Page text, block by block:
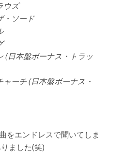
ウズ
・ソード
(日本盤ボーナス・トラッ
ーチ (日本盤ボーナス・
をエンドレスで聞いてしま
ました(笑)